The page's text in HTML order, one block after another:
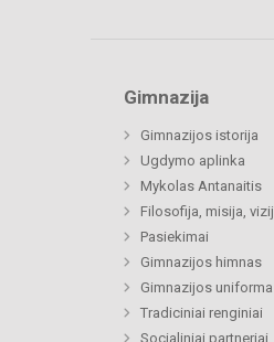
Gimnazija
Gimnazijos istorija
Ugdymo aplinka
Mykolas Antanaitis
Filosofija, misija,
Pasiekimai
Gimnazijos himnas
Gimnazijos uniforma
Tradiciniai renginiai
Socialiniai partneriai